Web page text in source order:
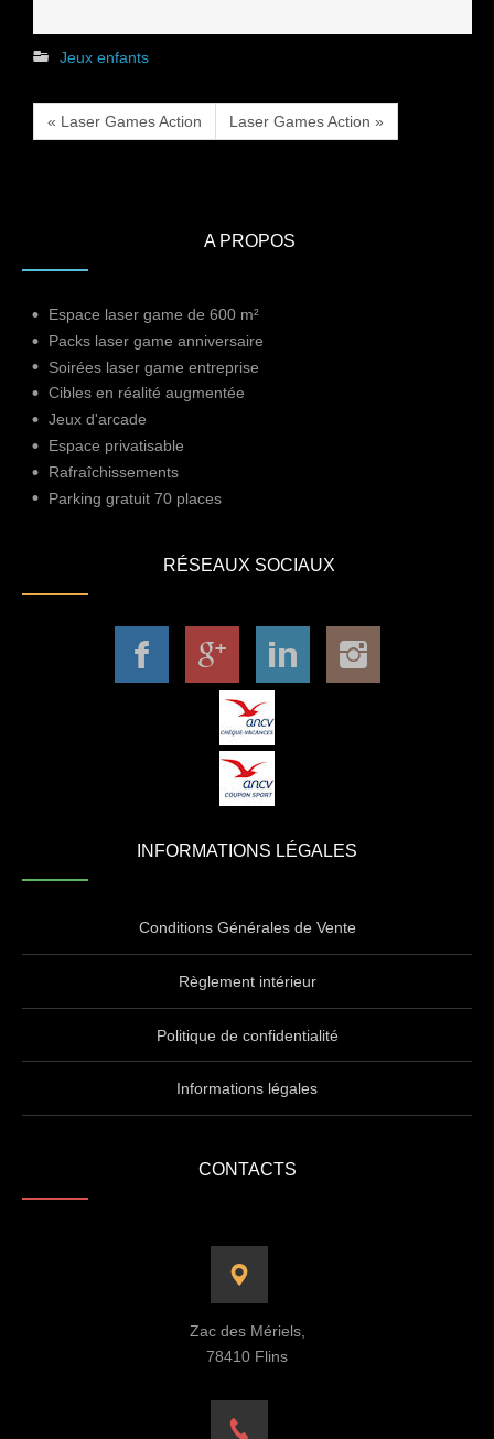
Jeux enfants
« Laser Games Action Laser Games Action »
A PROPOS
Espace laser game de 600 m²
Packs laser game anniversaire
Soirées laser game entreprise
Cibles en réalité augmentée
Jeux d'arcade
Espace privatisable
Rafraîchissements
Parking gratuit 70 places
RÉSEAUX SOCIAUX
INFORMATIONS LÉGALES
Conditions Générales de Vente
Règlement intérieur
Politique de confidentialité
Informations légales
CONTACTS
Zac des Mériels,
78410 Flins